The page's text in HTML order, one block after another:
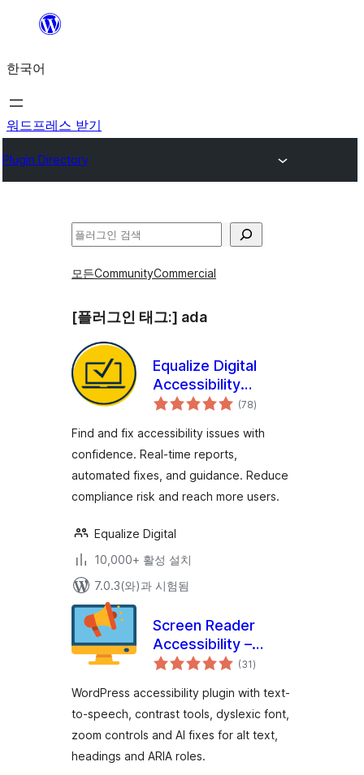
츠
로
바
가
한국어
워드프레스 받기
Plugin Directory
검
모든CommunityCommercial
[플러그인 태그:] ada
Equalize Digital
Accessibility
Checker – WCAG,
Section 508
compliance
(78전
체
점
)
Find and fix accessibility issues with
confidence. Real-time reports,
automated fixes, and guidance. Reduce
compliance risk and reach more users.
Equalize Digital
10,000+ 활성 설치
7.0.3(와)과 시험됨
Screen Reader
Accessibility –
WCAG, Text-to-
Accessibility Fixes
(31전
체
점
)
WordPress accessibility plugin with text-
to-speech, contrast tools, dyslexic font,
zoom controls and AI fixes for alt text,
headings and ARIA roles.